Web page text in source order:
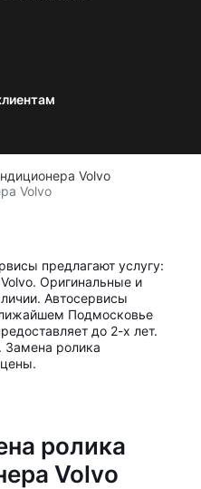
Volvo
Volvo
предлагают услугу:
Оригинальные и
Автосервисы
Подмосковье
до 2-х лет.
Замена ролика
ролика
Volvo